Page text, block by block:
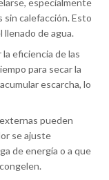
especialmente
sin calefacción. Esto
de agua.
eficiencia de las
para secar la
escarcha, lo
pueden
se ajuste
de energía o a que